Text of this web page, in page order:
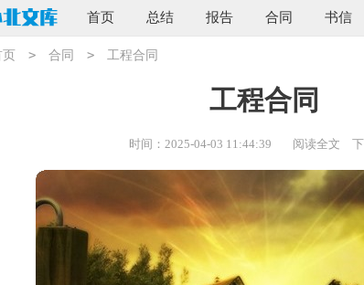
首页 总结 报告 合同 书信
> 合同 > 工程合同
工程合同
时间：2025-04-03 11:44:39 阅读全文